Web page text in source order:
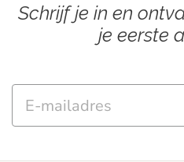
Schrijf je in en
je eerste